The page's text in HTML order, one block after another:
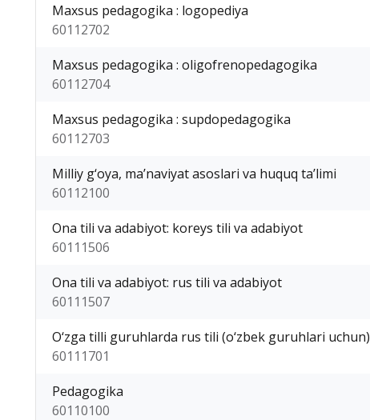
Maxsus pedagogika : logopediya
60112702
Maxsus pedagogika : oligofrenopedagogika
60112704
Maxsus pedagogika : supdopedagogika
60112703
Milliy g‘oya, ma’naviyat asoslari va huquq ta’limi
60112100
Ona tili va adabiyot: koreys tili va adabiyot
60111506
Ona tili va adabiyot: rus tili va adabiyot
60111507
O‘zga tilli guruhlarda rus tili (o‘zbek guruhlari uchun)
60111701
Pedagogika
60110100